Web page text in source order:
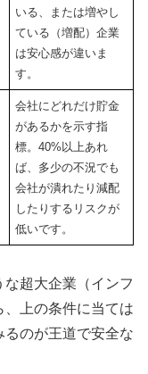
いる、または増やし
ている（増配）企業
は安心感が違いま
す。
会社にどれだけ貯金
があるかを示す指
標。40%以上あれ
ば、多少の不況でも
会社が潰れたり減配
したりするリスクが
低いです。
超大企業（インフ
上の条件に当ては
るのが王道で安全な